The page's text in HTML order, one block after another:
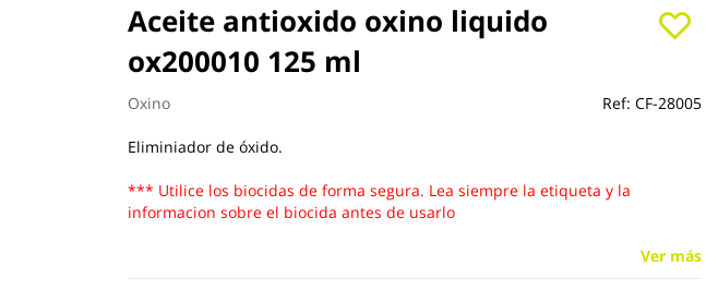
Aceite antioxido oxino liquido
ox200010 125 ml
Oxino Ref: CF-28005
Eliminiador de óxido.
*** Utilice los biocidas de forma segura. Lea siempre la etiqueta y la
informacion sobre el biocida antes de usarlo
Ver más